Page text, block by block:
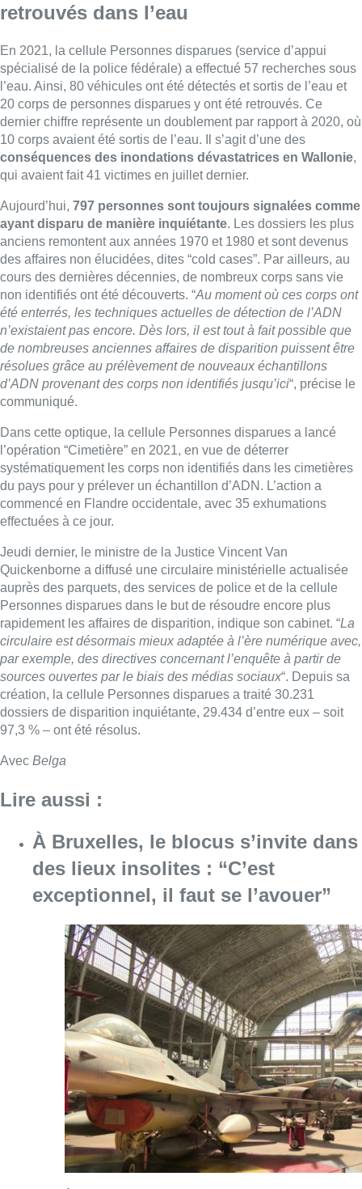
retrouvés dans l’eau
En 2021, la cellule Personnes disparues (service d’appui
spécialisé de la police fédérale) a effectué 57 recherches sous
l’eau. Ainsi, 80 véhicules ont été détectés et sortis de l’eau et
20 corps de personnes disparues y ont été retrouvés. Ce
dernier chiffre représente un doublement par rapport à 2020, où
10 corps avaient été sortis de l’eau. Il s’agit d’une des
conséquences des inondations dévastatrices en Wallonie,
qui avaient fait 41 victimes en juillet dernier.
Aujourd’hui, 797 personnes sont toujours signalées comme
ayant disparu de manière inquiétante. Les dossiers les plus
anciens remontent aux années 1970 et 1980 et sont devenus
des affaires non élucidées, dites “cold cases”. Par ailleurs, au
cours des dernières décennies, de nombreux corps sans vie
non identifiés ont été découverts. “Au moment où ces corps ont
été enterrés, les techniques actuelles de détection de l’ADN
n’existaient pas encore. Dès lors, il est tout à fait possible que
de nombreuses anciennes affaires de disparition puissent être
résolues grâce au prélèvement de nouveaux échantillons
d’ADN provenant des corps non identifiés jusqu’ici“, précise le
communiqué.
Dans cette optique, la cellule Personnes disparues a lancé
l’opération “Cimetière” en 2021, en vue de déterrer
systématiquement les corps non identifiés dans les cimetières
du pays pour y prélever un échantillon d’ADN. L’action a
commencé en Flandre occidentale, avec 35 exhumations
effectuées à ce jour.
Jeudi dernier, le ministre de la Justice Vincent Van
Quickenborne a diffusé une circulaire ministérielle actualisée
auprès des parquets, des services de police et de la cellule
Personnes disparues dans le but de résoudre encore plus
rapidement les affaires de disparition, indique son cabinet. “La
circulaire est désormais mieux adaptée à l’ère numérique avec,
par exemple, des directives concernant l’enquête à partir de
sources ouvertes par le biais des médias sociaux“. Depuis sa
création, la cellule Personnes disparues a traité 30.231
dossiers de disparition inquiétante, 29.434 d’entre eux – soit
97,3 % – ont été résolus.
Avec Belga
Lire aussi :
À Bruxelles, le blocus s’invite dans
des lieux insolites : “C’est
exceptionnel, il faut se l’avouer”